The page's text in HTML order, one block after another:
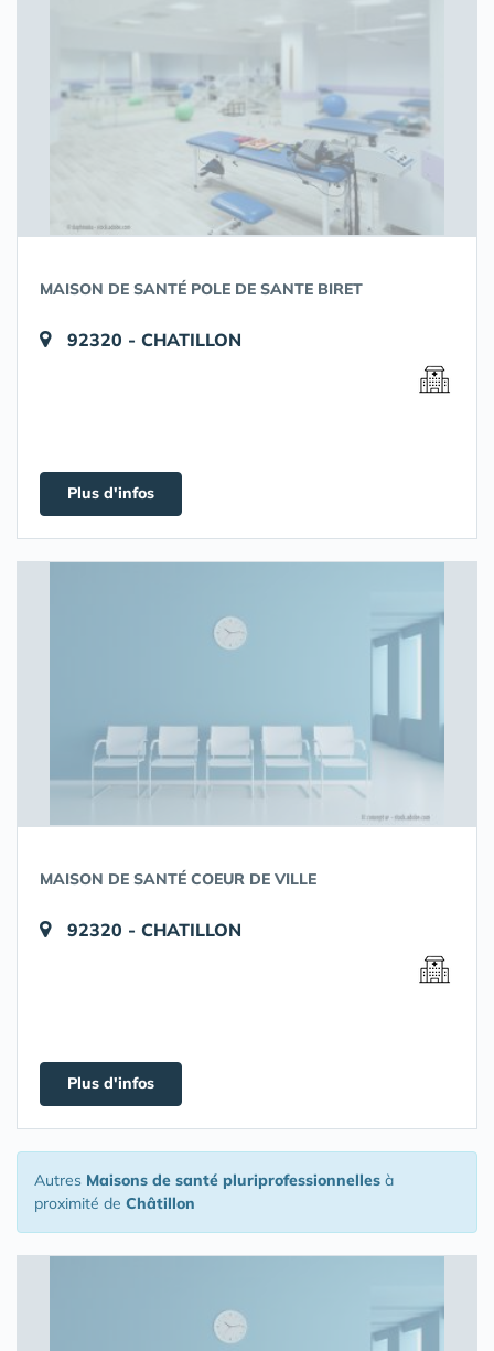
MAISON DE SANTÉ POLE DE SANTE BIRET
92320 - CHATILLON
Plus d'infos
MAISON DE SANTÉ COEUR DE VILLE
92320 - CHATILLON
Plus d'infos
Autres Maisons de santé pluriprofessionnelles à
proximité de Châtillon